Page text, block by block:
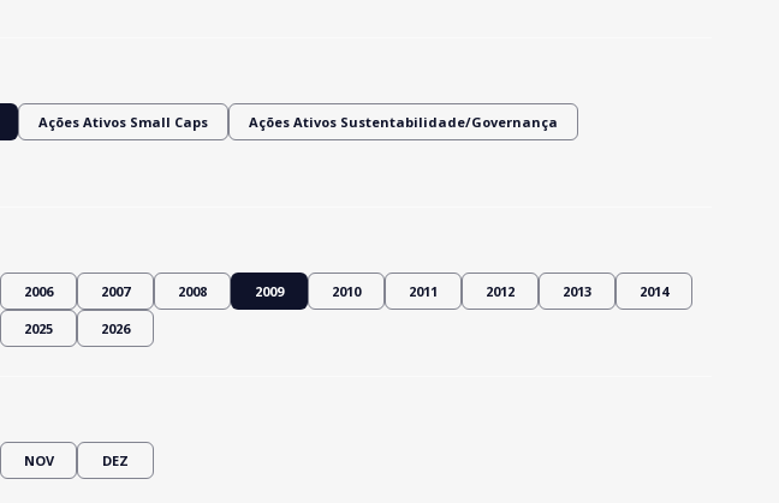
Ações Ativos Small Caps Ações Ativos Sustentabilidade/Governança
2006 2007 2008 2009 2010 2011 2012 2013 2014
2025 2026
NOV DEZ